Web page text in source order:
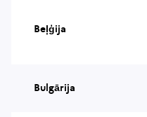
Beļģija
Bulgārija